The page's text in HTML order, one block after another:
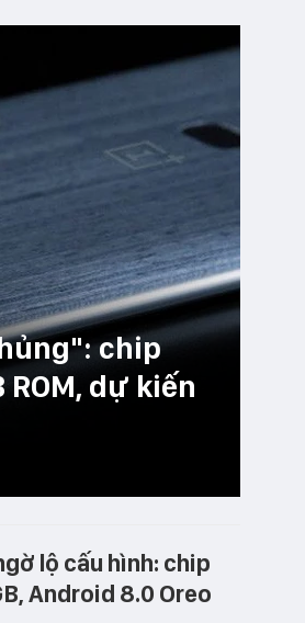
chip
ROM, dự kiến
lộ cấu hình: chip
Android 8.0 Oreo